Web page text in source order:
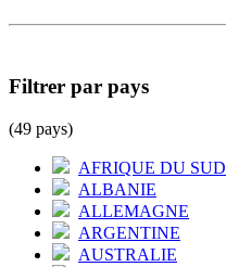
Filtrer par pays
(49 pays)
AFRIQUE DU SUD
ALBANIE
ALLEMAGNE
ARGENTINE
AUSTRALIE